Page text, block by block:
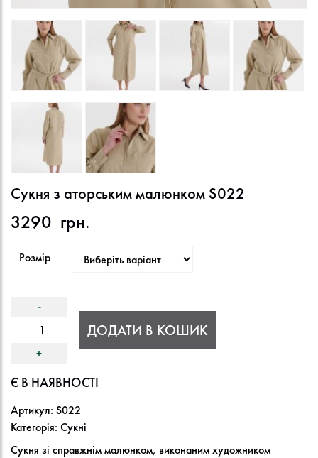
Сукня з аторським малюнком S022
3290 грн.
Розмір
ДОДАТИ В КОШИК
Є В НАЯВНОСТІ
Артикул: S022
Категорія: Сукні
Сукня зі справжнім малюнком, виконаним художником